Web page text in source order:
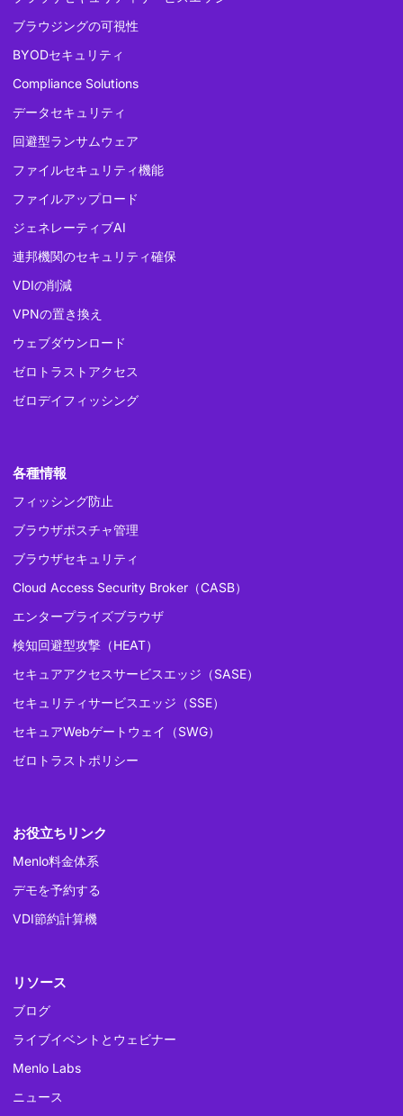
ブラウジングの可視性
BYODセキュリティ
Compliance Solutions
データセキュリティ
回避型ランサムウェア
ファイルセキュリティ機能
ファイルアップロード
ジェネレーティブAI
連邦機関のセキュリティ確保
VDIの削減
VPNの置き換え
ウェブダウンロード
ゼロトラストアクセス
ゼロデイフィッシング
各種情報
フィッシング防止
ブラウザポスチャ管理
ブラウザセキュリティ
Cloud Access Security Broker（CASB）
エンタープライズブラウザ
検知回避型攻撃（HEAT）
セキュアアクセスサービスエッジ（SASE）
セキュリティサービスエッジ（SSE）
セキュアWebゲートウェイ（SWG）
ゼロトラストポリシー
お役立ちリンク
Menlo料金体系
デモを予約する
VDI節約計算機
リソース
ブログ
ライブイベントとウェビナー
Menlo Labs
ニュース